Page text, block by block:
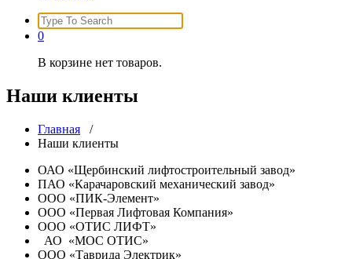
Search
for:
0
В корзине нет товаров.
Наши клиенты
Главная /
Наши клиенты
ОАО «Щербинский лифтостроительный завод»
ПАО «Карачаровский механический завод»
ООО «ПИК-Элемент»
ООО «Первая Лифтовая Компания»
ООО «ОТИС ЛИФТ»
АО «МОС ОТИС»
ООО «Таврида Электрик»